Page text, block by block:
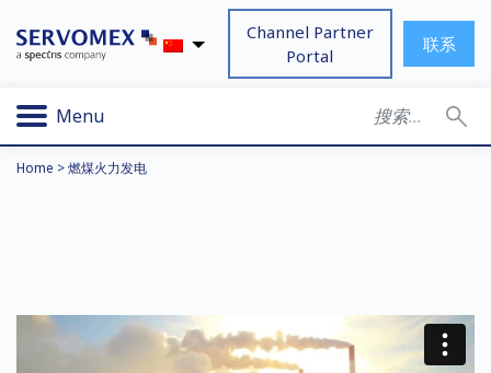
Channel Partner
Portal
联系
Menu
Home >燃煤火力发电